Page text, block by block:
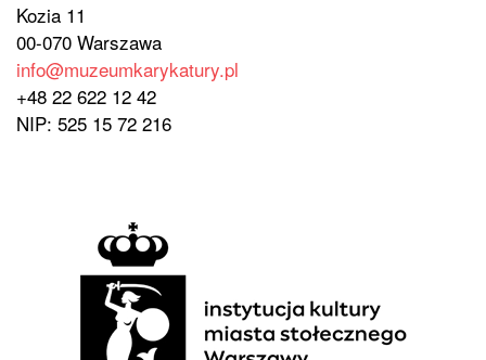
Kozia 11
00-070 Warszawa
info@muzeumkarykatury.pl
+48 22 622 12 42
NIP: 525 15 72 216